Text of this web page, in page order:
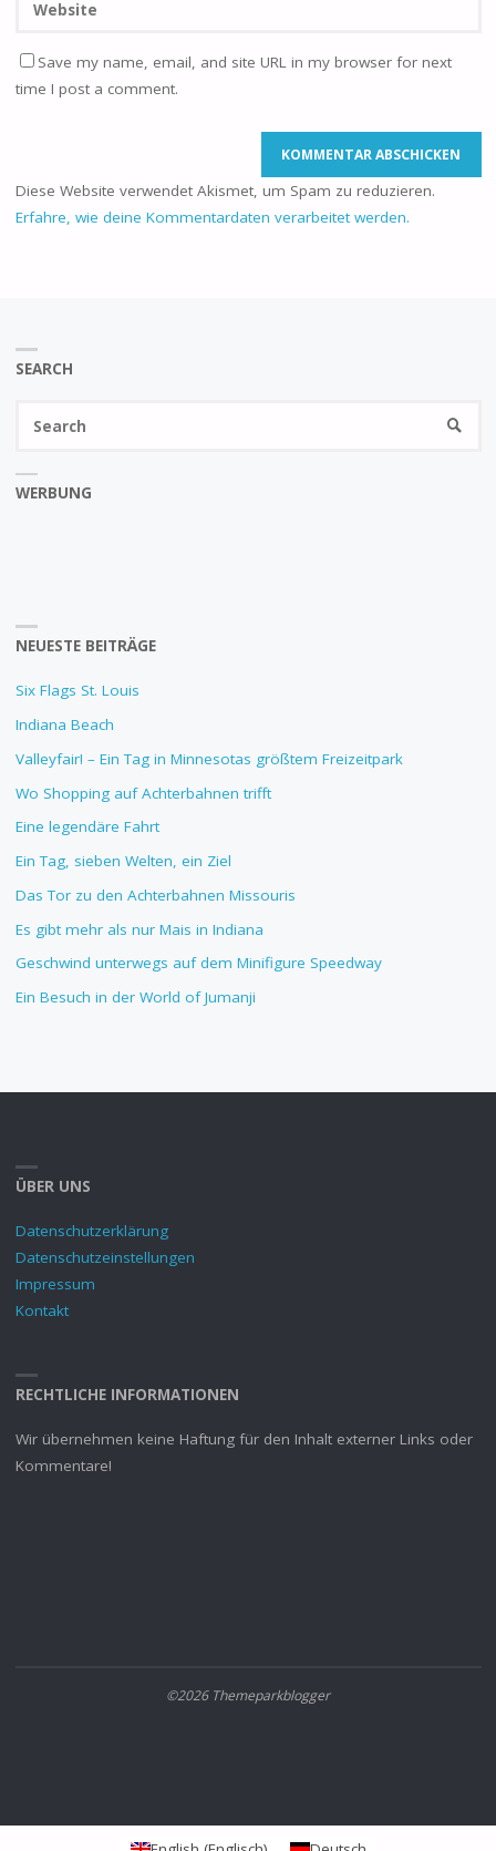
Save my name, email, and site URL in my browser for next
time I post a comment.
Diese Website verwendet Akismet, um Spam zu reduzieren.
Erfahre, wie deine Kommentardaten verarbeitet werden.
SEARCH
WERBUNG
NEUESTE BEITRÄGE
Six Flags St. Louis
Indiana Beach
Valleyfair! – Ein Tag in Minnesotas größtem Freizeitpark
Wo Shopping auf Achterbahnen trifft
Eine legendäre Fahrt
Ein Tag, sieben Welten, ein Ziel
Das Tor zu den Achterbahnen Missouris
Es gibt mehr als nur Mais in Indiana
Geschwind unterwegs auf dem Minifigure Speedway
Ein Besuch in der World of Jumanji
ÜBER UNS
Datenschutzerklärung
Datenschutzeinstellungen
Impressum
Kontakt
RECHTLICHE INFORMATIONEN
Wir übernehmen keine Haftung für den Inhalt externer Links oder
Kommentare!
©2026 Themeparkblogger